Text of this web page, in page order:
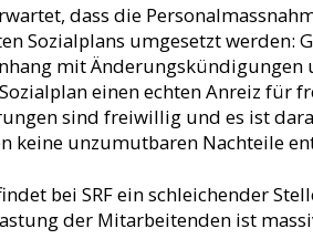
dass die
Sozialplans umgesetzt werden:
mit
einen echten Anreiz für
sind freiwillig und es ist
keine unzumutbaren Nachteile
bei SRF ein schleichender
der Mitarbeitenden ist